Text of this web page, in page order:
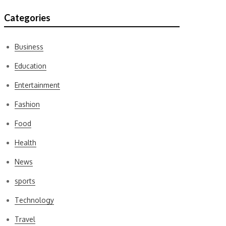
Categories
Business
Education
Entertainment
Fashion
Food
Health
News
sports
Technology
Travel